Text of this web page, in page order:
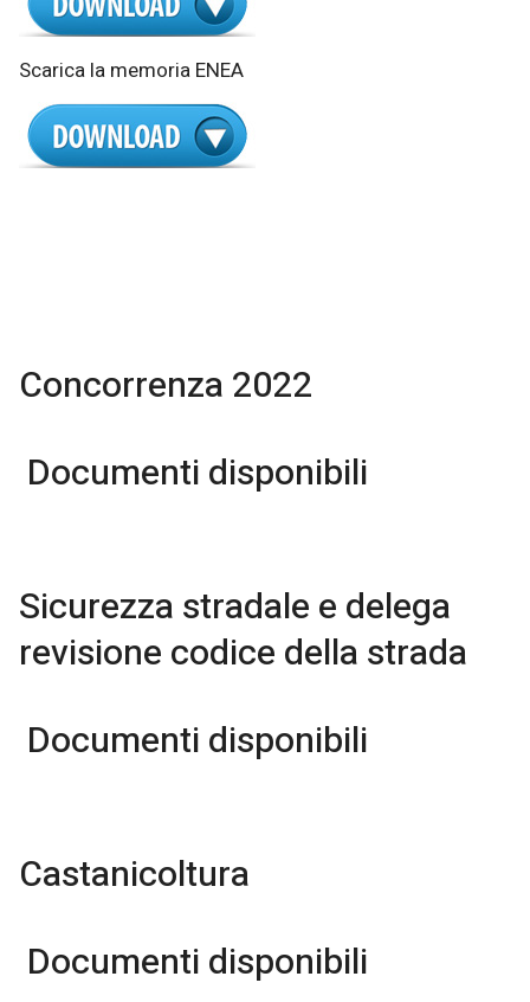
Scarica la memoria ENEA
Concorrenza 2022
Documenti disponibili
Sicurezza stradale e delega
revisione codice della strada
Documenti disponibili
Castanicoltura
Documenti disponibili